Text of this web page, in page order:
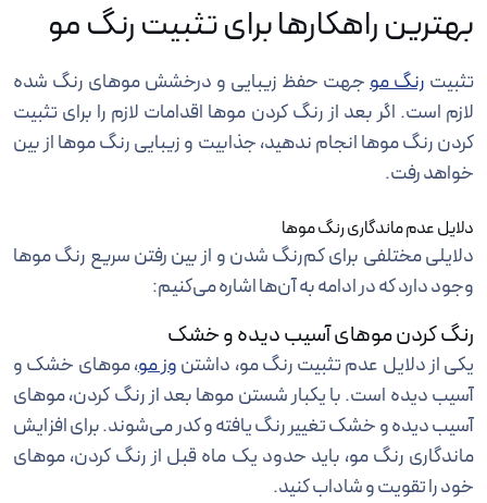
بهترین راهکارها برای تثبیت رنگ مو
تثبیت رنگ موجهت حفظ زیبایی و درخشش موهای رنگ شده
لازم است. اگر بعد از رنگ کردن موها اقدامات لازم را برای تثبیت
کردن رنگ موها انجام ندهید، جذابیت و زیبایی رنگ موها از بین
خواهد رفت.
دلایل عدم ماندگاری رنگ موها
دلایلی مختلفی برای کم‌رنگ شدن و از بین رفتن سریع رنگ موها
وجود دارد که در ادامه به آن‌ها اشاره می‌کنیم:
رنگ کردن موهای آسیب دیده و خشک
یکی از دلایل عدم تثبیت رنگ مو، داشتنوز مو، موهای خشک و
آسیب دیده است. با یکبار شستن موها بعد از رنگ کردن، موهای
آسیب دیده و خشک تغییر رنگ یافته و کدر می‌شوند. برای افزایش
ماندگاری رنگ مو، باید حدود یک ماه قبل از رنگ کردن، موهای
خود را تقویت و شاداب کنید.